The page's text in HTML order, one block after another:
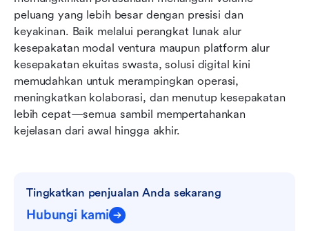
peluang yang lebih besar dengan presisi dan
keyakinan. Baik melalui perangkat lunak alur
kesepakatan modal ventura maupun platform alur
kesepakatan ekuitas swasta, solusi digital kini
memudahkan untuk merampingkan operasi,
meningkatkan kolaborasi, dan menutup kesepakatan
lebih cepat—semua sambil mempertahankan
kejelasan dari awal hingga akhir.
Tingkatkan penjualan Anda sekarang
Hubungi kami